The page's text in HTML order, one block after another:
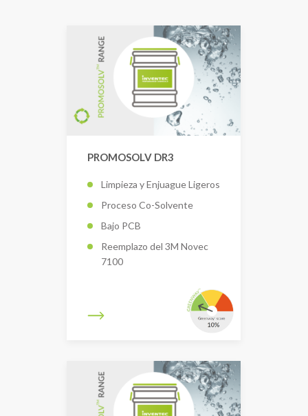
PROMOSOLV DR3
Limpieza y Enjuague Ligeros
Proceso Co-Solvente
Bajo PCB
Reemplazo del 3M Novec
7100